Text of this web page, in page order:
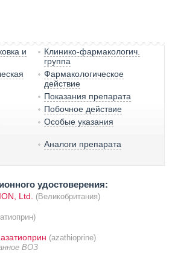
и
Клинико-фармакологич.
группа
Фармакологическое
действие
Показания препарата
Побочное действие
Особые указания
Аналоги препарата
удостоверения:
Ltd. (Великобритания)
азатиоприн (azathioprine)
ВОЗ